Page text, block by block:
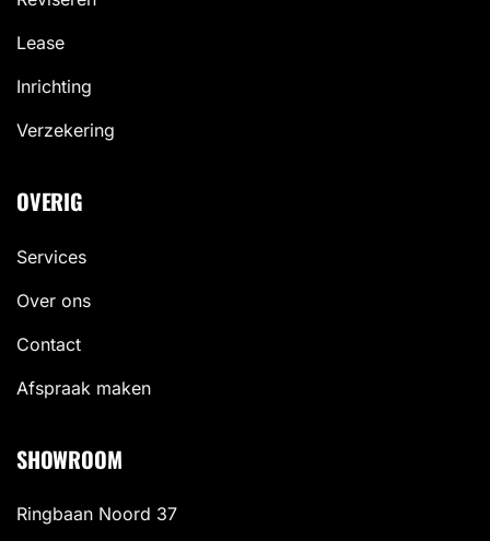
Lease
Inrichting
Verzekering
OVERIG
Services
Over ons
Contact
Afspraak maken
SHOWROOM
Ringbaan Noord 37